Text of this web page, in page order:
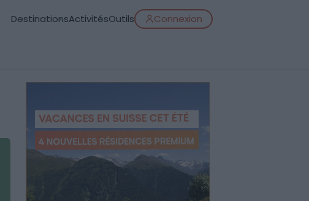
DestinationsActivitésOutils Connexion